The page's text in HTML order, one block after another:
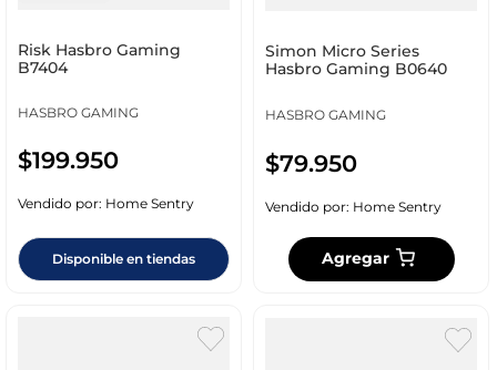
Risk Hasbro Gaming
B7404
HASBRO GAMING
$199.950
Vendido por: Home Sentry
Disponible en tiendas
Simon Micro Series
Hasbro Gaming B0640
HASBRO GAMING
$79.950
Vendido por: Home Sentry
Agregar